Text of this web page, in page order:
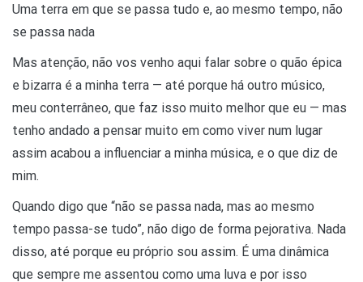
Uma terra em que se passa tudo e, ao mesmo tempo, não
se passa nada
Mas atenção, não vos venho aqui falar sobre o quão épica
e bizarra é a minha terra — até porque há outro músico,
meu conterrâneo, que faz isso muito melhor que eu — mas
tenho andado a pensar muito em como viver num lugar
assim acabou a influenciar a minha música, e o que diz de
mim.
Quando digo que “não se passa nada, mas ao mesmo
tempo passa-se tudo”, não digo de forma pejorativa. Nada
disso, até porque eu próprio sou assim. É uma dinâmica
que sempre me assentou como uma luva e por isso